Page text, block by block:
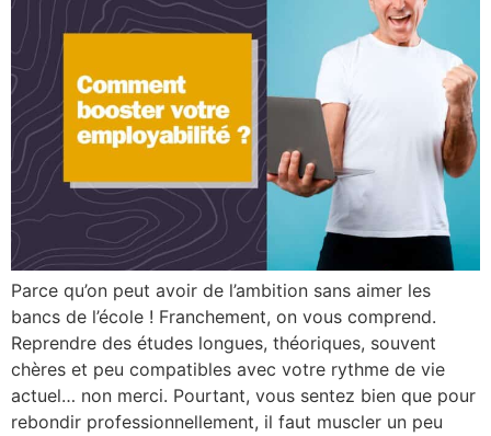
Parce qu’on peut avoir de l’ambition sans aimer les
bancs de l’école ! Franchement, on vous comprend.
Reprendre des études longues, théoriques, souvent
chères et peu compatibles avec votre rythme de vie
actuel… non merci. Pourtant, vous sentez bien que pour
rebondir professionnellement, il faut muscler un peu